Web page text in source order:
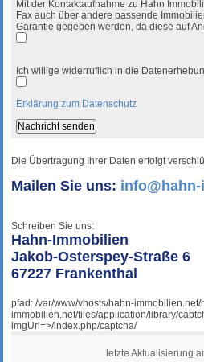
Mit der Kontaktaufnahme zu Hahn
Fax auch über andere passende
Garantie gegeben werden, da diese auf
Ich willige widerruflich in die
Erklärung zum Datenschutz
Die Übertragung Ihrer Daten erfolgt
Mailen Sie uns:
Schreiben Sie uns:
Hahn-Immobilien
Jakob-Osterspey-Straße 6
67227 Frankenthal
pfad: /var/www/vhosts/hahn-
immobilien.net/files/application/library/
imgUrl=>/index.php/captcha/
letzte Aktualisierung